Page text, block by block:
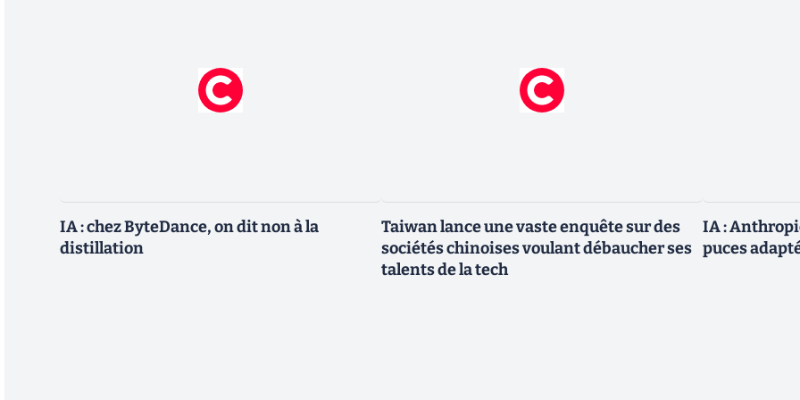
IA : chez ByteDance, on dit non à la
distillation
Taiwan lance une vaste enquête sur des
sociétés chinoises voulant débaucher ses
talents de la tech
IA :
puces